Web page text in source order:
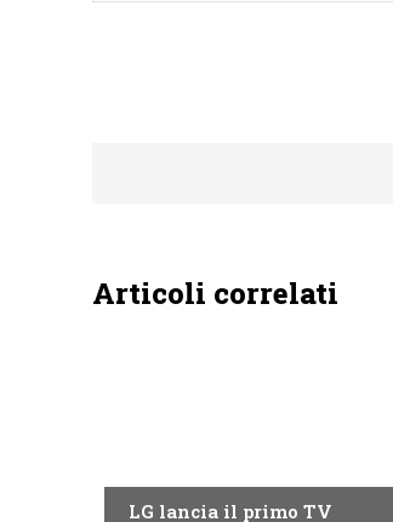
Articoli correlati
LG lancia il primo TV